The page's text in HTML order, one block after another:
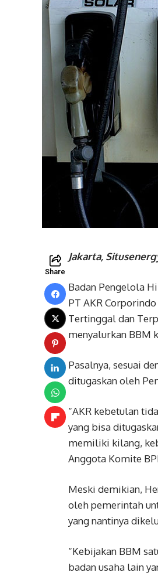
Share
Jakarta,
Badan Pengelola
PT AKR
Tertinggal dan
menyalurkan BBM
Pasalnya, sesuai
ditugaskan oleh
“AKR kebetulan
yang bisa
memiliki kilang,
Anggota Komite
Meski demikian,
oleh pemerintah
yang nantinya
“Kebijakan BBM
badan usaha lain